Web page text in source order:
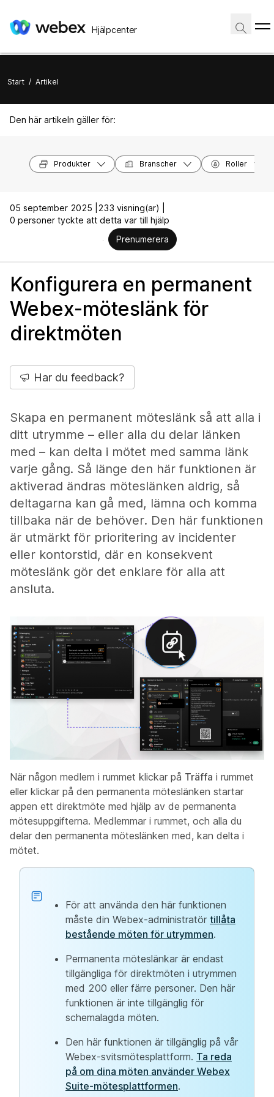
Hjälpcenter
Start / Artikel
Den här artikeln gäller för:
Produkter Branscher Roller
05 september 2025 |
233 visning(ar) |
0 personer tyckte att detta var till hjälp
Prenumerera
Konfigurera en permanent
Webex-möteslänk för
direktmöten
Har du feedback?
Skapa en permanent möteslänk så att alla i
ditt utrymme – eller alla du delar länken
med – kan delta i mötet med samma länk
varje gång. Så länge den här funktionen är
aktiverad ändras möteslänken aldrig, så
deltagarna kan gå med, lämna och komma
tillbaka när de behöver. Den här funktionen
är utmärkt för prioritering av incidenter
eller kontorstid, där en konsekvent
möteslänk gör det enklare för alla att
ansluta.
När någon medlem i rummet klickar på Träffa i rummet
eller klickar på den permanenta möteslänken startar
appen ett direktmöte med hjälp av de permanenta
mötesuppgifterna. Medlemmar i rummet, och alla du
delar den permanenta möteslänken med, kan delta i
mötet.
För att använda den här funktionen
måste din Webex-administratör tillåta
bestående möten för utrymmen.
Permanenta möteslänkar är endast
tillgängliga för direktmöten i utrymmen
med 200 eller färre personer. Den här
funktionen är inte tillgänglig för
schemalagda möten.
Den här funktionen är tillgänglig på vår
Webex-svitsmötesplattform. Ta reda
på om dina möten använder Webex
Suite-mötesplattformen.